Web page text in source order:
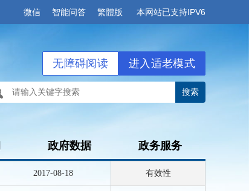
微信 智能问答 繁體版 本网站已支持IPV6
进入适老模式
无障碍阅读
政府数据 政务服务
2017-08-18 有效性